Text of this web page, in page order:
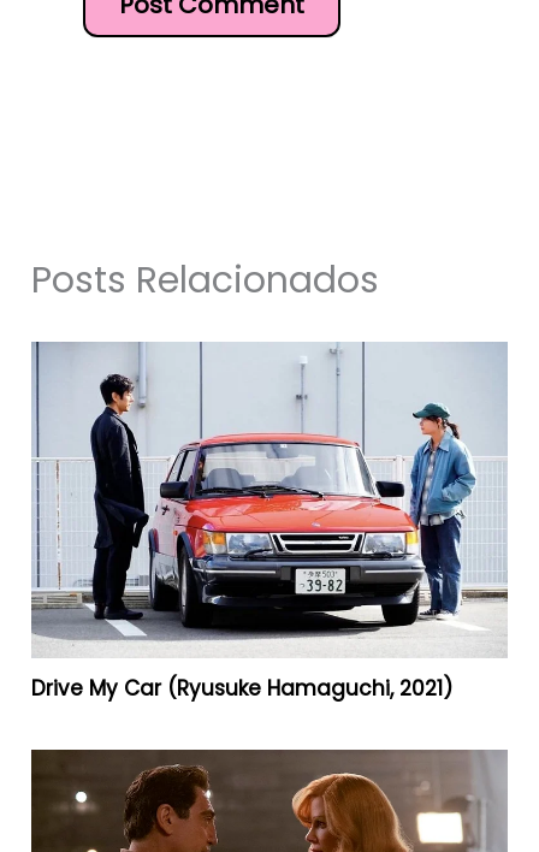
Posts Relacionados
Drive My Car (Ryusuke Hamaguchi, 2021)